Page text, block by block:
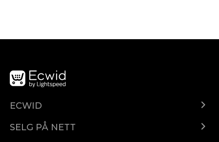
ECWID
Pris
SELG PÅ NETT